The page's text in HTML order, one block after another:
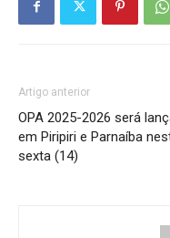
Artigo anterior
OPA 2025-2026 será
em Piripiri e Parnaíba
sexta (14)